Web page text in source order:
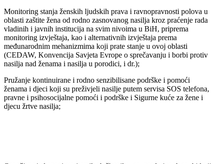
Monitoring stanja ženskih ljudskih prava i ravnopravnosti polova u
oblasti zaštite žena od rodno zasnovanog nasilja kroz praćenje rada
vladinih i javnih institucija na svim nivoima u BiH, priprema
monitoring izvještaja, kao i alternativnih izvještaja prema
međunarodnim mehanizmima koji prate stanje u ovoj oblasti
(CEDAW, Konvencija Savjeta Evrope o sprečavanju i borbi protiv
nasilja nad ženama i nasilja u porodici, i dr.);
Pružanje kontinuirane i rodno senzibilisane podrške i pomoći
ženama i djeci koji su preživjeli nasilje putem servisa SOS telefona,
pravne i psihosocijalne pomoći i podrške i Sigurne kuće za žene i
djecu žrtve nasilja;